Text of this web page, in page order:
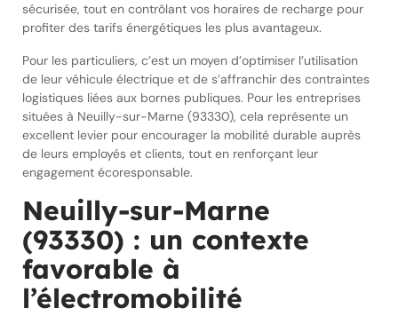
sécurisée, tout en contrôlant vos horaires de recharge pour
profiter des tarifs énergétiques les plus avantageux.
Pour les particuliers, c’est un moyen d’optimiser l’utilisation
de leur véhicule électrique et de s’affranchir des contraintes
logistiques liées aux bornes publiques. Pour les entreprises
situées à Neuilly-sur-Marne (93330), cela représente un
excellent levier pour encourager la mobilité durable auprès
de leurs employés et clients, tout en renforçant leur
engagement écoresponsable.
Neuilly-sur-Marne
(93330) : un contexte
favorable à
l’électromobilité